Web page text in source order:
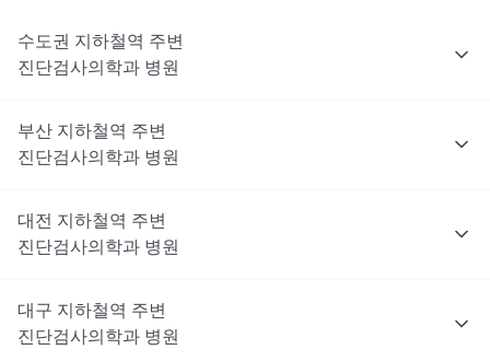
수도권 지하철역 주변
진단검사의학과 병원
부산 지하철역 주변
진단검사의학과 병원
대전 지하철역 주변
진단검사의학과 병원
대구 지하철역 주변
진단검사의학과 병원